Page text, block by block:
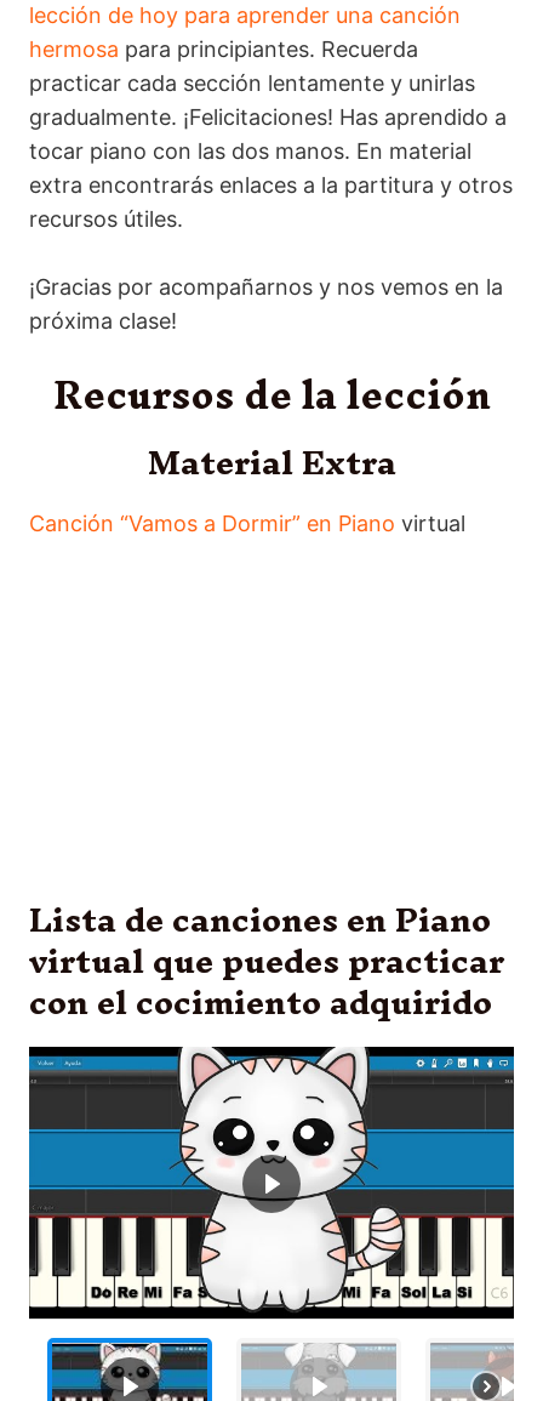
lección de hoy para aprender una canción
hermosa para principiantes. Recuerda
practicar cada sección lentamente y unirlas
gradualmente. ¡Felicitaciones! Has aprendido a
tocar piano con las dos manos. En material
extra encontrarás enlaces a la partitura y otros
recursos útiles.
¡Gracias por acompañarnos y nos vemos en la
próxima clase!
Recursos de la lección
Material Extra
Canción “Vamos a Dormir” en Piano virtual
Lista de canciones en Piano
virtual que puedes practicar
con el cocimiento adquirido